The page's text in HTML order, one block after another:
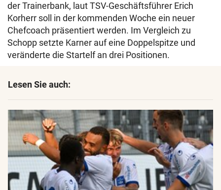
der Trainerbank, laut TSV-Geschäftsführer Erich
Korherr soll in der kommenden Woche ein neuer
Chefcoach präsentiert werden. Im Vergleich zu
Schopp setzte Karner auf eine Doppelspitze und
veränderte die Startelf an drei Positionen.
Lesen Sie auch: